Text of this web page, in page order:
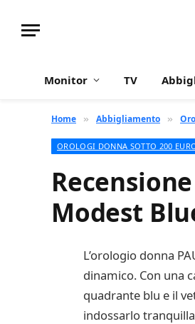
Monitor TV
Home » Abbigliamento »
OROLOGI DONNA SOTTO 200
Modest
L’orologio donna
dinamico. Con una
quadrante blu e il
indossarlo